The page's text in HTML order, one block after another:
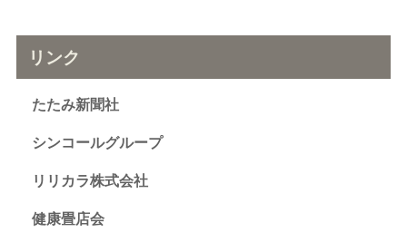
リンク
たたみ新聞社
シンコールグループ
リリカラ株式会社
健康畳店会